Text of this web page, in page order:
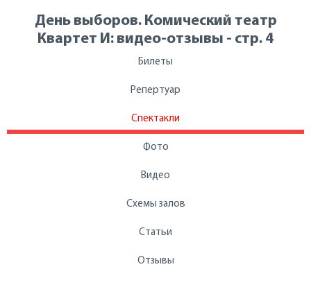
День выборов. Комический театр
Квартет И: видео-отзывы - стр. 4
Билеты
Репертуар
Спектакли
Фото
Видео
Схемы залов
Статьи
Отзывы